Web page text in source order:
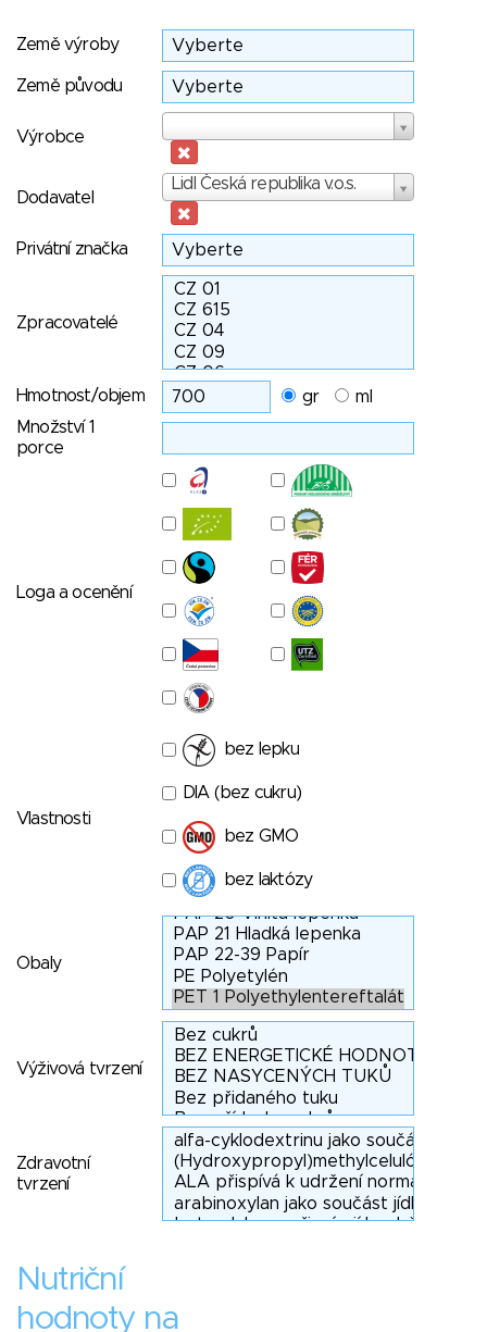
Země výroby
Země původu
Výrobce
Dodavatel
Lidl Česká republika v.o.s.
Dodavatel
Privátní značka
Zpracovatelé
Hmotnost/objem gr
ml
Množství 1
porce
Loga a ocenění
Vlastnosti
bez lepku
DIA (bez cukru)
bez GMO
bez laktózy
Obaly
Výživová tvrzení
Zdravotní
tvrzení
Nutriční
hodnoty na